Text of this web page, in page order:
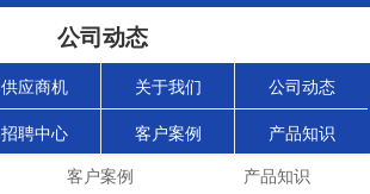
公司动态
供应商机 关于我们 公司动态
招聘中心 客户案例 产品知识
客户案例 产品知识